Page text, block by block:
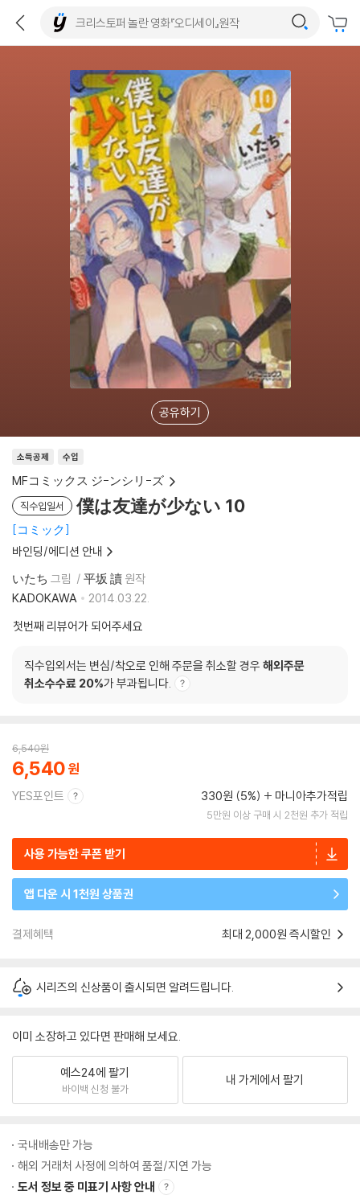
공유하기
소득공제 수입
MFコミックス ジ-ンシリ-ズ
직수입일서 僕は友達が少ない 10
コミック
바인딩/에디션 안내
いたち 그림 平坂 讀 원작
KADOKAWA
2014.03.22.
첫번째 리뷰어가 되어주세요
직수입외서는 변심/착오로 인해 주문을 취소할 경우 해외주문
취소수수료 20%가 부과됩니다.
6,540원
6,540
YES포인트 330원 (5%) 마니아추가적립
5만원 이상 구매 시 2천원 추가 적립
사용 가능한 쿠폰 받기
앱 다운 시 1천원 상품권
결제혜택 최대 2,000원 즉시할인
시리즈의 신상품이 출시되면 알려드립니다.
이미 소장하고 있다면 판매해 보세요.
예스24에 팔기
바이백 신청 불가
내 가게에서 팔기
국내배송만 가능
해외 거래처 사정에 의하여 품절/지연 가능
도서 정보 중 미표기 사항 안내